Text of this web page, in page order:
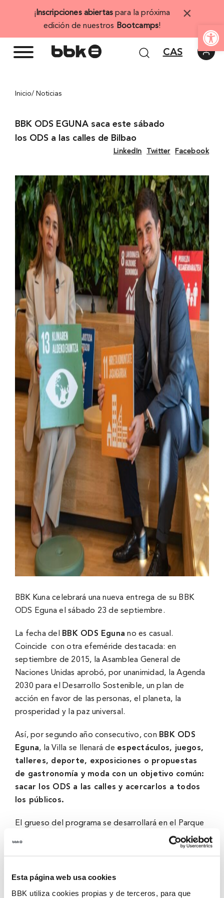
Abrir
Esta página web usa cookies
BBK utiliza cookies propias y de terceros, para que
¡ Inscripciones abiertas para la próxima
edición de nuestros Bootcamps!
×
CAS
Inicio/ Noticias
BBK ODS EGUNA saca este sábado
los ODS a las calles de Bilbao
LinkedIn Twitter Facebook
BBK Kuna celebrará una nueva entrega de su BBK
ODS Eguna el sábado 23 de septiembre.
La fecha del BBK ODS Eguna no es casual.
Coincide con otra efeméride destacada: en
septiembre de 2015, la Asamblea General de
Naciones Unidas aprobó, por unanimidad, la Agenda
2030 para el Desarrollo Sostenible, un plan de
acción en favor de las personas, el planeta, la
prosperidad y la paz universal.
Así, por segundo año consecutivo, con BBK ODS
Eguna, la Villa se llenará de espectáculos, juegos,
talleres, deporte, exposiciones o propuestas
de gastronomía y moda con un objetivo común:
sacar los ODS a las calles y acercarlos a todos
los públicos.
El grueso del programa se desarrollará en el Parque
de Doña Casilda, donde, desde la mañana, los ODS
serán los protagonistas de actividades y propuestas